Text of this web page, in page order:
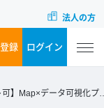
法人の方
録 ログイン
データ可視化プロダクト開発